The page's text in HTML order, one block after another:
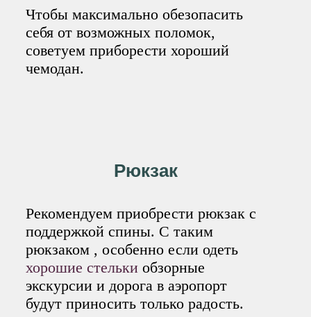
Чтобы максимально обезопасить
себя от возможных поломок,
советуем приборести хороший
чемодан.
Рюкзак
Рекомендуем приобрести рюкзак с
поддержкой спины. С таким
рюкзаком , особенно если одеть
хорошие стельки обзорные
экскурсии и дорога в аэропорт
будут приносить только радость.